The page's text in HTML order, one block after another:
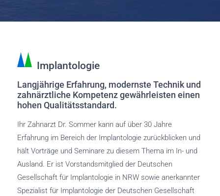
Implantologie
Langjährige Erfahrung, modernste Technik und
zahnärztliche Kompetenz gewährleisten einen
hohen Qualitätsstandard.
Ihr Zahnarzt Dr. Sommer kann auf über 30 Jahre
Erfahrung im Bereich der Implantologie zurückblicken und
hält Vorträge und Seminare zu diesem Thema im In- und
Ausland. Er ist Vorstandsmitglied der Deutschen
Gesellschaft für Implantologie in NRW sowie anerkannter
Spezialist für Implantologie der Deutschen Gesellschaft